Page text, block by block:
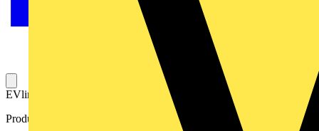
EVlink - Ladekabel T2-T2 22kW-3ph (32A) 7m.
Produktkennzeichen